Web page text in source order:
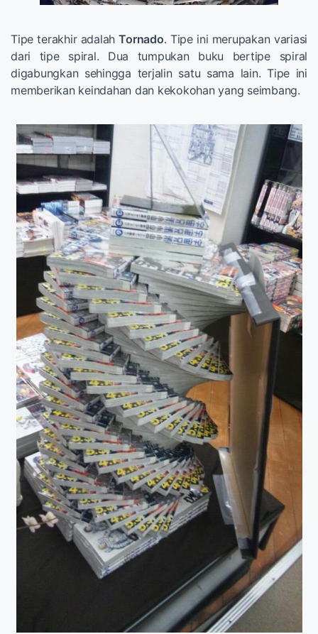
Tipe terakhir adalahTornado. Tipe ini merupakan variasi
dari tipe spiral. Dua tumpukan buku bertipe spiral
digabungkan sehingga terjalin satu sama lain. Tipe ini
memberikan keindahan dan kekokohan yang seimbang.